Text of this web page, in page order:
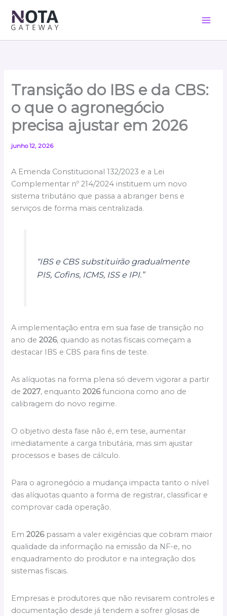
para
conteúdo
Transição do IBS e da CBS:
o que o agronegócio
precisa ajustar em2026
junho 12, 2026
A Emenda Constitucional 132/2023 e a Lei
Complementar nº 214/2024 instituem um novo
sistema tributário que passa a abranger bens e
serviços de forma mais centralizada.
“IBS e CBS substituirão gradualmente
PIS, Cofins, ICMS, ISS e IPI.”
A implementação entra em sua fase de transição no
ano de2026, quando as notas fiscais começam a
destacar IBS e CBS para fins de teste.
As alíquotas na forma plena só devem vigorar a partir
de2027, enquanto2026funciona como ano de
calibragem do novo regime.
O objetivo desta fase não é, em tese, aumentar
imediatamente a carga tributária, mas sim ajustar
processos e bases de cálculo.
Para o agronegócio a mudança impacta tanto o nível
das alíquotas quanto a forma de registrar, classificar e
comprovar cada operação.
Em2026passam a valer exigências que cobram maior
qualidade da informação na emissão da NF-e, no
enquadramento do produtor e na integração dos
sistemas fiscais.
Empresas e produtores que não revisarem controles e
documentação desde já tendem a sofrer glosas de